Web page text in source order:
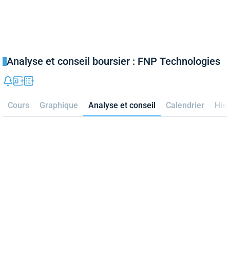
Analyse et conseil boursier : FNP Technologies
Cours Graphique Analyse et conseil Calendrier